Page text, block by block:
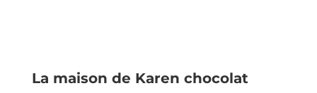
La maison de Karen chocolat